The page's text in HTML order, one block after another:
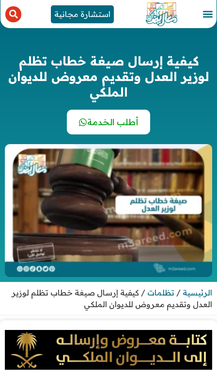
استشارة مجانية
كيفية إرسال صيغة خطاب تظلم
لوزير العدل وتقديم معروض للديوان
الملكي
أطلب الخدمة
الرئيسية / تظلمات / كيفية إرسال صيغة خطاب تظلم لوزير
العدل وتقديم معروض للديوان الملكي